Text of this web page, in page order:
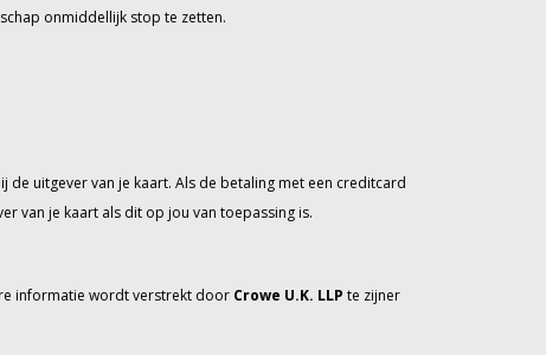
onmiddellijk stop te zetten.
uitgever van je kaart. Als de betaling met een creditcard
van je kaart als dit op jou van toepassing is.
informatie wordt verstrekt door Crowe U.K. LLP te zijner